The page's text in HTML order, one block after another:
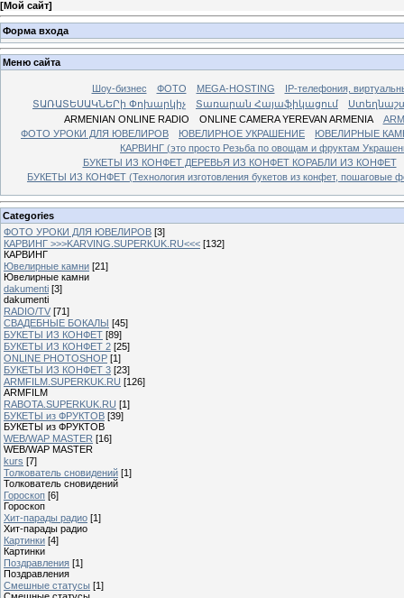
[Мой сайт]
Форма входа
Меню сайта
Шоу-бизнес ФОТО MEGA-HOSTING
IP-телефония,
ՏԱՌԱՏԵՍԱԿՆԵՐի Փոխարկիչ
Տառարան Հայաֆիկացում
ARMENIAN ONLINE RADIO
ONLINE CAMERA YEREVAN ARMENIA
ФОТО УРОКИ ДЛЯ ЮВЕЛИРОВ
ЮВЕЛИРНОЕ УКРАШЕНИЕ
ЮВЕЛИРНЫЕ
КАРВИНГ (это просто Резьба по овощам и фруктам
БУКЕТЫ ИЗ КОНФЕТ ДЕРЕВЬЯ ИЗ КОНФЕТ КОРАБЛИ ИЗ КОНФЕТ
БУКЕТЫ ИЗ КОНФЕТ (Технология изготовления букетов из конфет, пошаговые
Categories
ФОТО УРОКИ ДЛЯ ЮВЕЛИРОВ [3]
КАРВИНГ >>>KARVING.SUPERKUK.RU<<< [132]
КАРВИНГ
Ювелирные камни [21]
Ювелирные камни
dakumenti [3]
dakumenti
RADIO/TV [71]
СВАДЕБНЫЕ БОКАЛЫ [45]
БУКЕТЫ ИЗ КОНФЕТ [89]
БУКЕТЫ ИЗ КОНФЕТ 2 [25]
ONLINE PHOTOSHOP [1]
БУКЕТЫ ИЗ КОНФЕТ 3 [23]
ARMFILM.SUPERKUK.RU [126]
ARMFILM
RABOTA.SUPERKUK.RU [1]
БУКЕТЫ из ФРУКТОВ [39]
БУКЕТЫ из ФРУКТОВ
WEB/WAP MASTER [16]
WEB/WAP MASTER
kurs [7]
Толкователь сновидений [1]
Толкователь сновидений
Гороскоп [6]
Гороскоп
Хит-парады радио [1]
Хит-парады радио
Картинки [4]
Картинки
Поздравления [1]
Поздравления
Смешные статусы [1]